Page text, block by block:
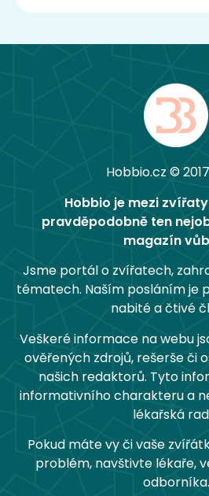
Hobbio.cz ©
Hobbio je mezi
pravděpodobně ten
magazín
Jsme portál o zvířatech,
tématech. Naším posláním je
nabité a čtivé
Veškeré informace na webu
ověřených zdrojů, rešerše či
našich redaktorů. Tyto
informativního charakteru a
lékařská
Pokud máte vy či vaše
problém, navštivte lékaře,
odborníka.